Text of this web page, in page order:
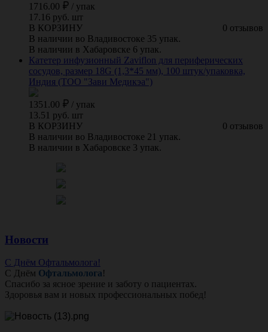
1716.00 / упак
17.16 руб. шт
0 отзывов
В КОРЗИНУ
В наличии во Владивостоке 35 упак.
В наличии в Хабаровске 6 упак.
Катетер инфузионный Zaviflon для периферических
сосудов, размер 18G (1,3*45 мм), 100 штук/упаковка,
Индия (ТОО "Зави Медикэа")
1351.00 / упак
13.51 руб. шт
0 отзывов
В КОРЗИНУ
В наличии во Владивостоке 21 упак.
В наличии в Хабаровске 3 упак.
Новости
С Днём Офтальмолога!
С Днём Офтальмолога!
Спасибо за ясное зрение и заботу о пациентах.
Здоровья вам и новых профессиональных побед!